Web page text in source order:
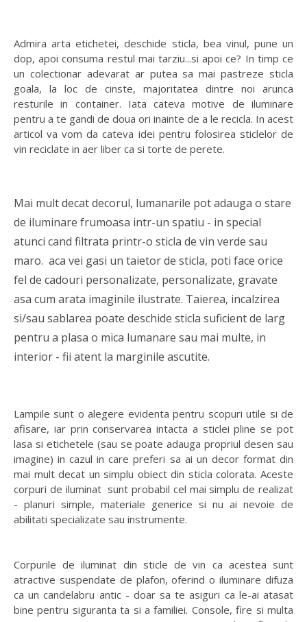
Admira arta etichetei, deschide sticla, bea vinul, pune un
dop, apoi consuma restul mai tarziu...si apoi ce? In timp ce
un colectionar adevarat ar putea sa mai pastreze sticla
goala, la loc de cinste, majoritatea dintre noi arunca
resturile in container. Iata cateva motive de iluminare
pentru a te gandi de doua ori inainte de a le recicla. In acest
articol va vom da cateva idei pentru folosirea sticlelor de
vin reciclate in aer liber ca si torte de perete.
Mai mult decat decorul, lumanarile pot adauga o stare
de iluminare frumoasa intr-un spatiu - in special
atunci cand filtrata printr-o sticla de vin verde sau
maro. aca vei gasi un taietor de sticla, poti face orice
fel de cadouri personalizate, personalizate, gravate
asa cum arata imaginile ilustrate. Taierea, incalzirea
si/sau sablarea poate deschide sticla suficient de larg
pentru a plasa o mica lumanare sau mai multe, in
interior - fii atent la marginile ascutite.
Lampile sunt o alegere evidenta pentru scopuri utile si de
afisare, iar prin conservarea intacta a sticlei pline se pot
lasa si etichetele (sau se poate adauga propriul desen sau
imagine) in cazul in care preferi sa ai un decor format din
mai mult decat un simplu obiect din sticla colorata. Aceste
corpuri de iluminat sunt probabil cel mai simplu de realizat
- planuri simple, materiale generice si nu ai nevoie de
abilitati specializate sau instrumente.
Corpurile de iluminat din sticle de vin ca acestea sunt
atractive suspendate de plafon, oferind o iluminare difuza
ca un candelabru antic - doar sa te asiguri ca le-ai atasat
bine pentru siguranta ta si a familiei. Console, fire si multa